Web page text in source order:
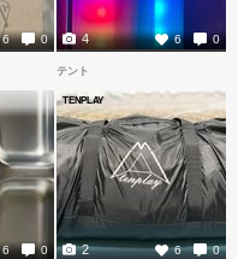
6 0 6 0
4
6 0
テント
TENPLAY
6 0
2